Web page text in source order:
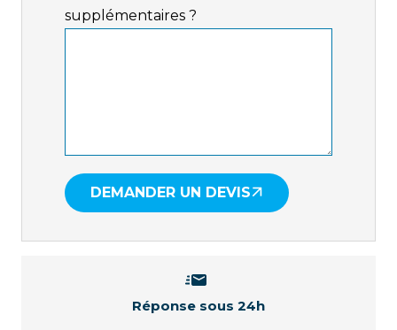
supplémentaires ?
DEMANDER UN DEVIS
Réponse sous 24h